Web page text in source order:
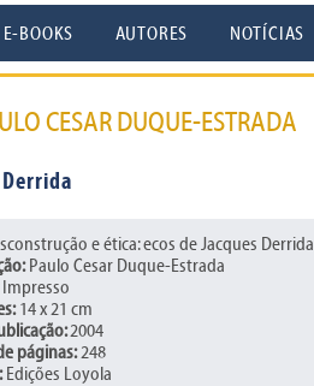
E-BOOKS AUTORES NOTÍCIAS
CESAR DUQUE-ESTRADA
Derrida
e ética: ecos de Jacques Derrida
Paulo Cesar Duque-Estrada
Impresso
14 x 21 cm
2004
páginas:248
Edições Loyola